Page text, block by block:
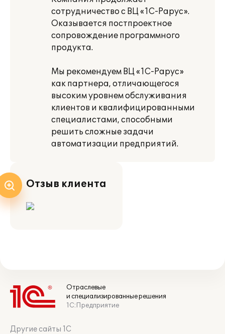
сотрудничество с ВЦ «1С-Рарус».
Оказывается постпроектное
сопровождение программного
продукта.
Мы рекомендуем ВЦ «1С-Рарус»
как партнера, отличающегося
высоким уровнем обслуживания
клиентов и квалифицированными
специалистами, способными
решить сложные задачи
автоматизации предприятий.
Отзыв клиента
Отраслевые
и специализированные решения
1С:Предприятие
Другие сайты 1С